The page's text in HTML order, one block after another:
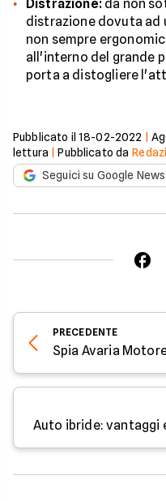
Distrazione:da non
distrazione dovuta ad
non sempre
all'interno del grande
porta a distogliere
Pubblicato il 18-02-2022
lettura |Pubblicato da
Seguici su Google News
PRECEDENTE
Spia Avaria